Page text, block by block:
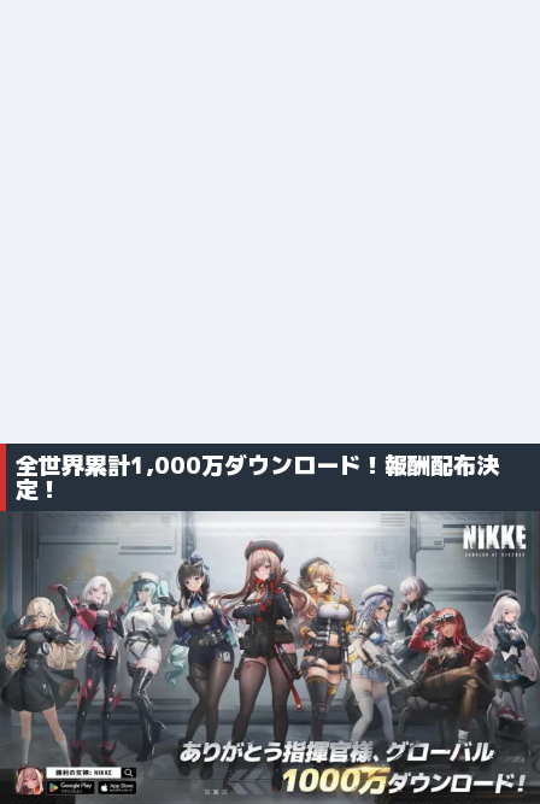
全世界累計1,000万ダウンロード！報酬配布決
定！